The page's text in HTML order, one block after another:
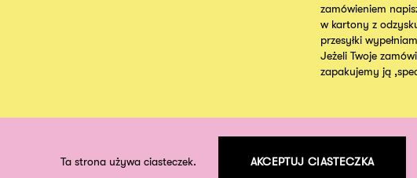
zamówieniem
w kartony z
przesyłki
Jeżeli Twoje
zapakujemy ją
©2026 odpodszewki
Ta strona używa ciasteczek. AKCEPTUJ CIASTECZKA